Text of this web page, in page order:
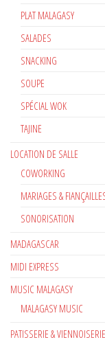
PLAT MALAGASY
SALADES
SNACKING
SOUPE
SPÉCIAL WOK
TAJINE
LOCATION DE SALLE
COWORKING
MARIAGES &
SONORISATION
MADAGASCAR
MIDI EXPRESS
MUSIC MALAGASY
MALAGASY MUSIC
PATISSERIE & VIENNOISERIE